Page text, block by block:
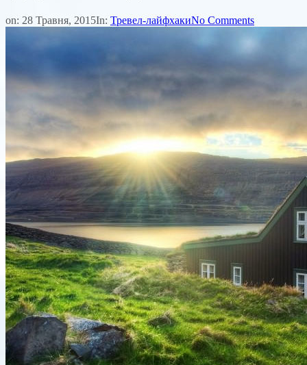
on: 28 Травня, 2015In: Тревел-лайфхакиNo Comments